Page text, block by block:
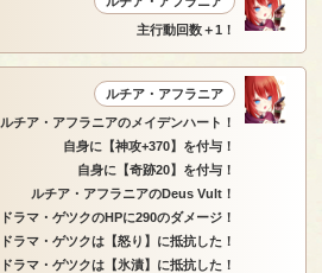
主行動回数＋1！
ルチア・アフラニア
ルチア・アフラニアのメイデンハート！
自身に【神攻+370】を付与！
自身に【奇跡20】を付与！
ルチア・アフラニアのDeus Vult！
ドラマ・ゲツクのHPに290のダメージ！
ドラマ・ゲツクは【怒り】に抵抗した！
ドラマ・ゲツクは【氷漬】に抵抗した！